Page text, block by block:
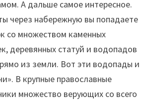
А дальше самое интересное.
через набережную вы попадаете
со множеством каменных
деревянных статуй и водопадов
из земли. Вот эти водопады и
В крупные православные
множество верующих со всего